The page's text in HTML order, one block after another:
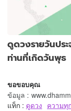
ดูดวงรายวันปร
ท่านที่เกิดวันพุธ
ขอขอบคุณ
ข้อมูล :
แท็ก : ดูดวง ความทุ